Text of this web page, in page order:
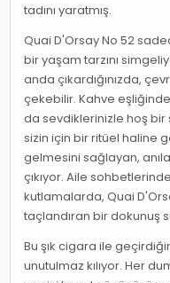
tadını yaratmış.
Quai D'Orsay No 52
bir yaşam tarzını
anda çıkardığınızda,
çekebilir. Kahve
da sevdiklerinizle hoş
sizin için bir ritüel haline
gelmesini sağlayan,
çıkıyor. Aile
kutlamalarda, Quai
taçlandıran bir dokunuş
Bu şık cigara ile
unutulmaz kılıyor. Her